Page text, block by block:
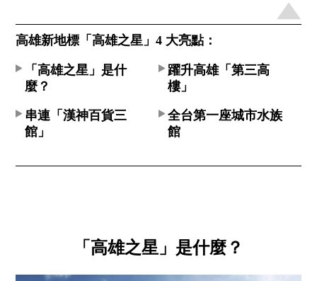
高雄新地標「高雄之星」4 大亮點：
「高雄之星」是什
麼？
躍升高雄「第三高
樓」
串連「漢神百貨三
館」
全台第一座城市水族
館
「高雄之星」是什麼？